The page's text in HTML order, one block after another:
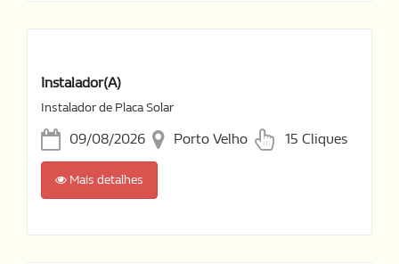
Instalador(a)
Instalador de Placa Solar
09/08/2026 Porto Velho 15 Cliques
Mais detalhes